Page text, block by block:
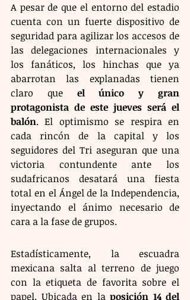
A pesar de que el entorno del estadio
cuenta con un fuerte dispositivo de
seguridad para agilizar los accesos de
las delegaciones internacionales y
los fanáticos, los hinchas que ya
abarrotan las explanadas tienen
claro que el único y gran
protagonista de este jueves será el
balón. El optimismo se respira en
cada rincón de la capital y los
seguidores del Tri aseguran que una
victoria contundente ante los
sudafricanos desatará una fiesta
total en el Ángel de la Independencia,
inyectando el ánimo necesario de
cara a la fase de grupos.
Estadísticamente, la escuadra
mexicana salta al terreno de juego
con la etiqueta de favorita sobre el
papel. Ubicada en la posición 14 del